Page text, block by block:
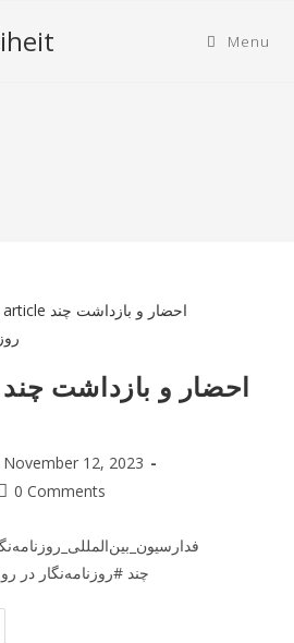
Menu
احضار و بازداشت چند
November 12, 2023
0 Comments
چند #روزنامه‌نگار در